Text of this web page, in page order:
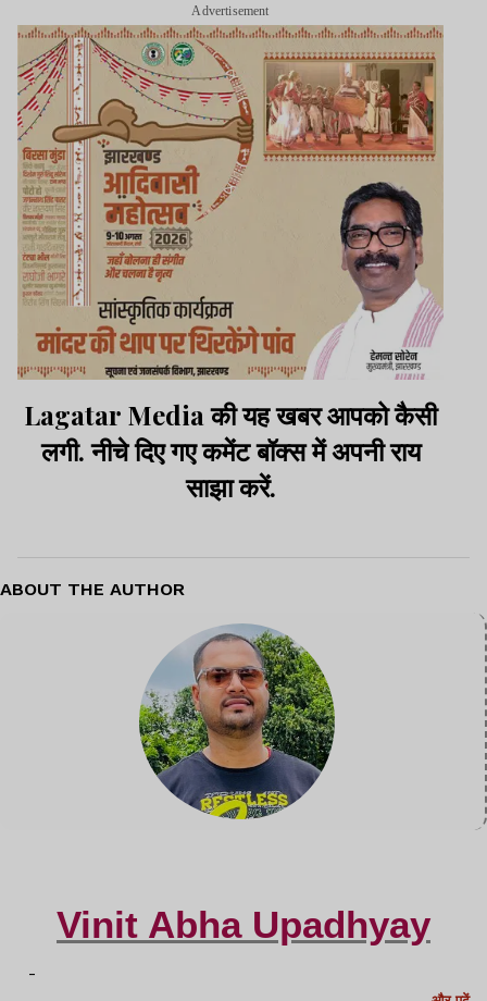
Advertisement
Lagatar Media की यह खबर आपको कैसी
लगी. नीचे दिए गए कमेंट बॉक्स में अपनी राय
साझा करें.
ABOUT THE AUTHOR
Vinit Abha Upadhyay
-